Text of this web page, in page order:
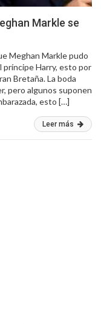
Markle se
Meghan Markle pudo
príncipe Harry, esto por
Bretaña. La boda
pero algunos suponen
esto […]
Leer más